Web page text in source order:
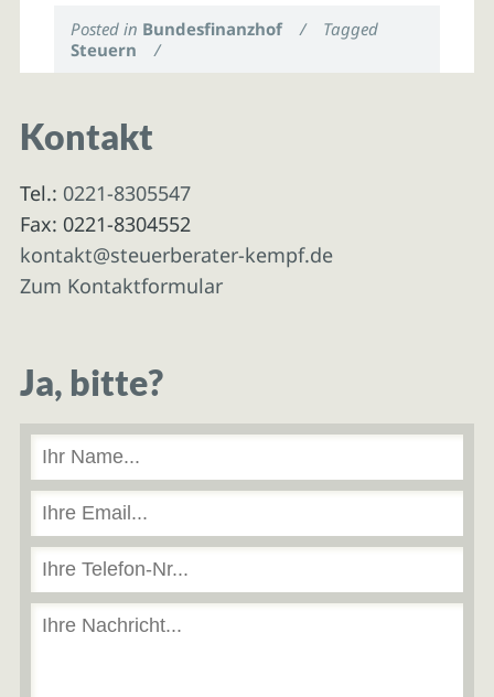
Posted in Bundesfinanzhof /
Tagged
Steuern
/
Kontakt
Tel.: 0221-8305547
Fax: 0221-8304552
kontakt@steuerberater-kempf.de
Zum Kontaktformular
Ja, bitte?